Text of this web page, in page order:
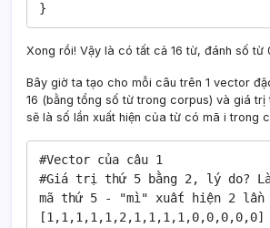
}
Xong rồi! Vậy là có tất cả 16 từ, đánh số từ
Bây giờ ta tạo cho mỗi câu trên 1 vector
16 (bằng tổng số từ trong corpus) và giá trị
sẽ là số lần xuất hiện của từ có mã i trong
#Vector của câu 1
#Giá trị thứ 5 bằng 2, lý do?
mã thứ 5 - "mì" xuất hiện 2 lần
[1,1,1,1,1,2,1,1,1,1,0,0,0,0,0]